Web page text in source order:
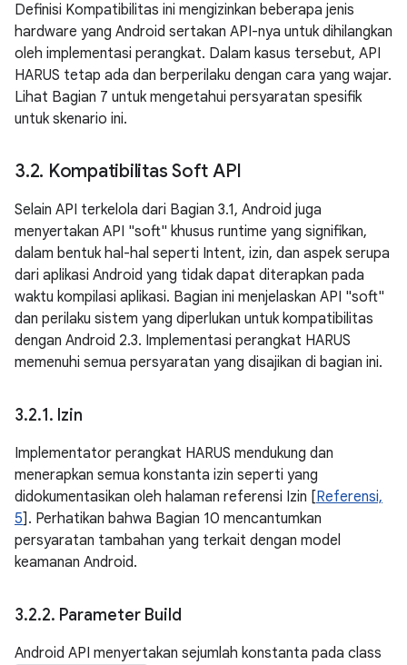
Definisi Kompatibilitas ini mengizinkan beberapa jenis
hardware yang Android sertakan API-nya untuk dihilangkan
oleh implementasi perangkat. Dalam kasus tersebut, API
HARUS tetap ada dan berperilaku dengan cara yang wajar.
Lihat Bagian 7 untuk mengetahui persyaratan spesifik
untuk skenario ini.
3.2. Kompatibilitas Soft API
Selain API terkelola dari Bagian 3.1, Android juga
menyertakan API "soft" khusus runtime yang signifikan,
dalam bentuk hal-hal seperti Intent, izin, dan aspek serupa
dari aplikasi Android yang tidak dapat diterapkan pada
waktu kompilasi aplikasi. Bagian ini menjelaskan API "soft"
dan perilaku sistem yang diperlukan untuk kompatibilitas
dengan Android 2.3. Implementasi perangkat HARUS
memenuhi semua persyaratan yang disajikan di bagian ini.
3.2.1. Izin
Implementator perangkat HARUS mendukung dan
menerapkan semua konstanta izin seperti yang
didokumentasikan oleh halaman referensi Izin [Referensi,
5]. Perhatikan bahwa Bagian 10 mencantumkan
persyaratan tambahan yang terkait dengan model
keamanan Android.
3.2.2. Parameter Build
Android API menyertakan sejumlah konstanta pada class